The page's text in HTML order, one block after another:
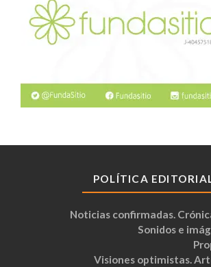
POLÍTICA
Noticias confirmadas.
Sonidos e
Visiones optimistas.